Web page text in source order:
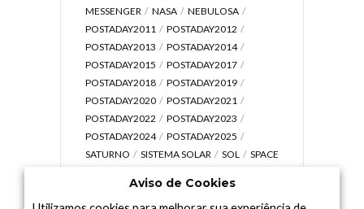
MESSENGER
NASA
NEBULOSA
POSTADAY2011
POSTADAY2012
POSTADAY2013
POSTADAY2014
POSTADAY2015
POSTADAY2017
POSTADAY2018
POSTADAY2019
POSTADAY2020
POSTADAY2021
POSTADAY2022
POSTADAY2023
POSTADAY2024
POSTADAY2025
SATURNO
SISTEMA SOLAR SOL
SPACE
UNIVERSO
VÍDEO
Aviso de Cookies